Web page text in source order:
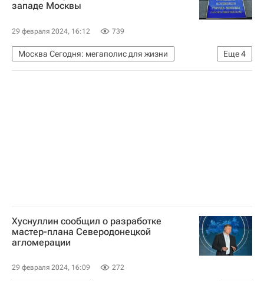
западе Москвы
29 февраля 2024, 16:12 739
Еще4
Москва Сегодня: мегаполис для жизни
Москва
Мосжилинспекция
Хуснуллин сообщил о разработке
мастер-плана Северодонецкой
агломерации
29 февраля 2024, 16:09 272